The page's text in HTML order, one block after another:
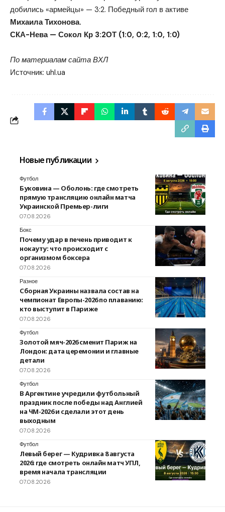
добились «армейцы» — 3:2. Победный гол в активе
Михаила Тихонова.
СКА-Нева — Сокол Кр 3:2ОТ (1:0, 0:2, 1:0, 1:0)
По материалам сайта ВХЛ
Источник: uhl.ua
Новые публикации
Футбол
Буковина — Оболонь: где смотреть
прямую трансляцию онлайн матча
Украинской Премьер-лиги
07.08.2026
Бокс
Почему удар в печень приводит к
нокауту: что происходит с
организмом боксера
07.08.2026
Разное
Сборная Украины назвала состав на
чемпионат Европы-2026 по плаванию:
кто выступит в Париже
07.08.2026
Футбол
Золотой мяч-2026 сменит Париж на
Лондон: дата церемонии и главные
детали
07.08.2026
Футбол
В Аргентине учредили футбольный
праздник после победы над Англией
на ЧМ-2026 и сделали этот день
выходным
07.08.2026
Футбол
Левый берег — Кудривка 8 августа
2026: где смотреть онлайн матч УПЛ,
время начала трансляции
07.08.2026